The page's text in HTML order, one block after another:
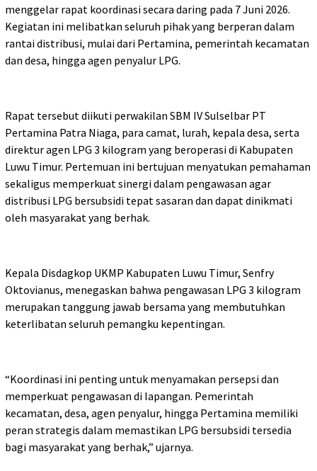
menggelar rapat koordinasi secara daring pada 7 Juni 2026.
Kegiatan ini melibatkan seluruh pihak yang berperan dalam
rantai distribusi, mulai dari Pertamina, pemerintah kecamatan
dan desa, hingga agen penyalur LPG.
Rapat tersebut diikuti perwakilan SBM IV Sulselbar PT
Pertamina Patra Niaga, para camat, lurah, kepala desa, serta
direktur agen LPG 3 kilogram yang beroperasi di Kabupaten
Luwu Timur. Pertemuan ini bertujuan menyatukan pemahaman
sekaligus memperkuat sinergi dalam pengawasan agar
distribusi LPG bersubsidi tepat sasaran dan dapat dinikmati
oleh masyarakat yang berhak.
Kepala Disdagkop UKMP Kabupaten Luwu Timur, Senfry
Oktovianus, menegaskan bahwa pengawasan LPG 3 kilogram
merupakan tanggung jawab bersama yang membutuhkan
keterlibatan seluruh pemangku kepentingan.
“Koordinasi ini penting untuk menyamakan persepsi dan
memperkuat pengawasan di lapangan. Pemerintah
kecamatan, desa, agen penyalur, hingga Pertamina memiliki
peran strategis dalam memastikan LPG bersubsidi tersedia
bagi masyarakat yang berhak,” ujarnya.